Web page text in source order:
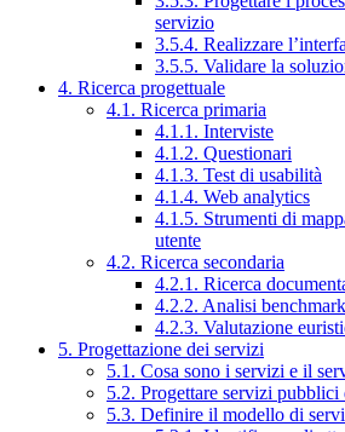
servizio
3.5.4. Realizzare
3.5.5. Validare la
4. Ricerca progettuale
4.1. Ricerca primaria
4.1.1. Interviste
4.1.2. Questionari
4.1.3. Test di usabilità
4.1.4. Web analytics
4.1.5. Strumenti di
utente
4.2. Ricerca secondaria
4.2.1. Ricerca
4.2.2. Analisi benchmark
4.2.3. Valutazione
5. Progettazione dei servizi
5.1. Cosa sono i servizi e il
5.2. Progettare servizi pubblici
5.3. Definire il modello di